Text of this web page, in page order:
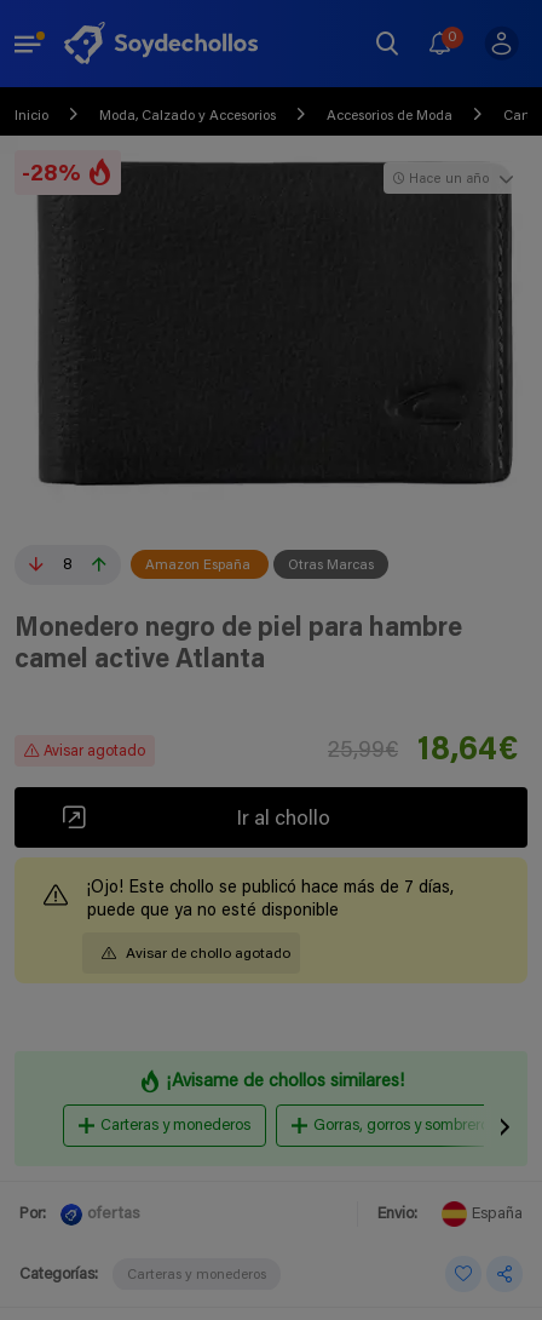
0
Inicio Moda, Calzado y Accesorios Accesorios de Moda
-28%
8 Amazon España Otras Marcas
Hace un año
Monedero negro de piel para hambre
camel active Atlanta
Avisar agotado 25,99€ 18,64€
Ir al chollo
¡Ojo! Este chollo se publicó hace más de 7 días,
puede que ya no esté disponible
Avisar de chollo agotado
¡Avisame de chollos similares!
Carteras y monederos Gorras, gorros y sombreros
Por: ofertas Envio: España
Categorías: Carteras y monederos